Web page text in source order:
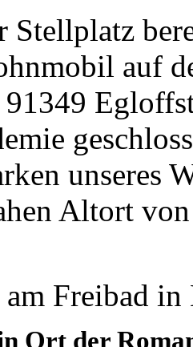
Stellplatz
auf
unseres
Altort
Freibad
Ort der